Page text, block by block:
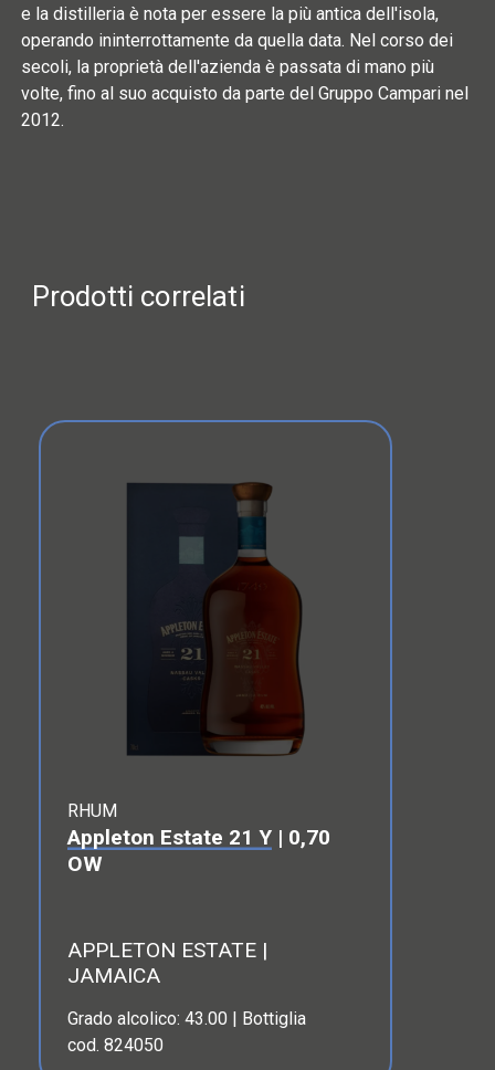
e la distilleria è nota per essere la più antica dell'isola,
operando ininterrottamente da quella data. Nel corso dei
secoli, la proprietà dell'azienda è passata di mano più
volte, fino al suo acquisto da parte del Gruppo Campari nel
2012.
Prodotti correlati
RHUM
Appleton Estate 21 Y | 0,70
OW
APPLETON ESTATE |
JAMAICA
Grado alcolico: 43.00 | Bottiglia
cod. 824050